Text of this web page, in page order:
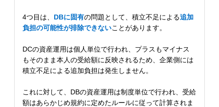
4つ目は、 DBに固有の問題として、積立不足による追加
負担の可能性が排除できないことがあります。
DCの資産運用は個人単位で行われ、プラスもマイナス
もそのまま本人の受給額に反映されるため、企業側には
積立不足による追加負担は発生しません。
これに対して、DBの資産運用は制度単位で行われ、受給
額はあらかじめ規約に定めたルールに従って計算されま